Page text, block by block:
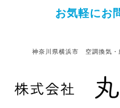
お気軽にお
神奈川県横浜市 空調換気